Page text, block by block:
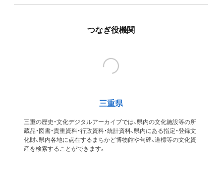
つなぎ役機関
三重県
三重の歴史・文化デジタルアーカイブでは、県内の文化施設等の所
蔵品・図書・貴重資料・行政資料・統計資料、県内にある指定・登録文
化財、県内各地に点在するまちかど博物館や句碑、道標等の文化資
産を検索することができます。